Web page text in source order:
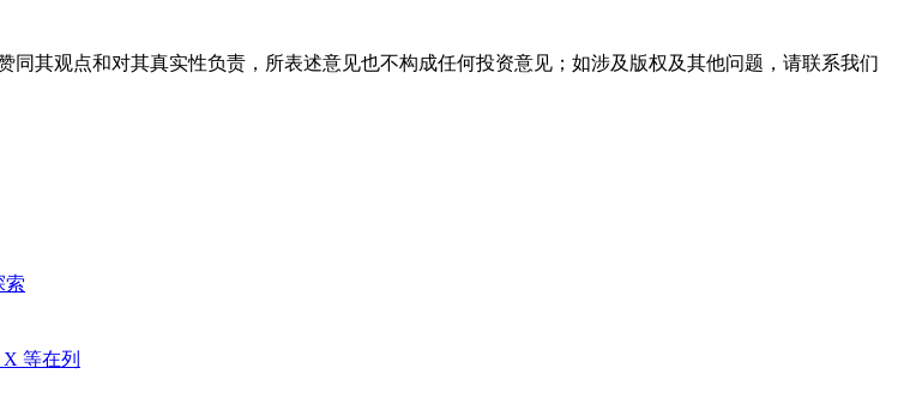
其观点和对其真实性负责，所表述意见也不构成任何投资意见；如涉及版权及其他问题，请联系我们
索
等在列